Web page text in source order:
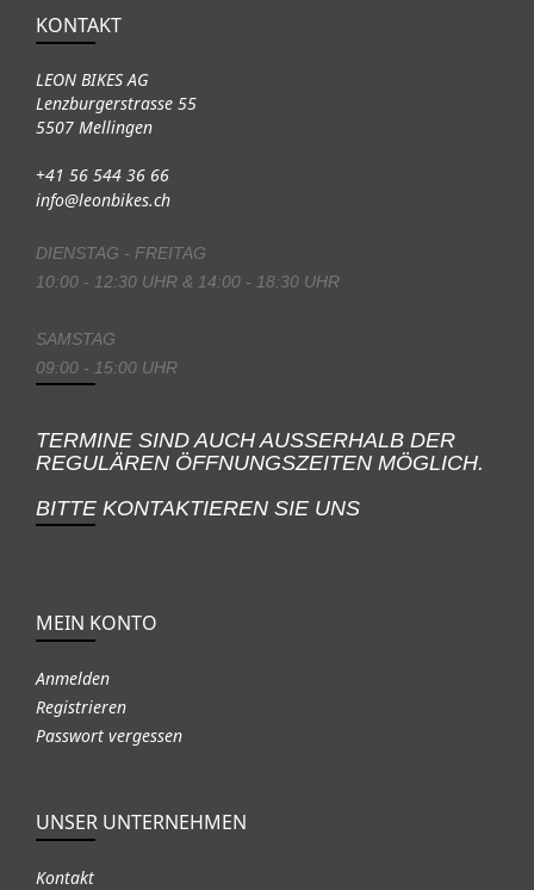
KONTAKT
LEON BIKES AG
Lenzburgerstrasse 55
5507 Mellingen
+41 56 544 36 66
info@leonbikes.ch
DIENSTAG - FREITAG
10:00 - 12:30 UHR & 14:00 - 18:30 UHR
SAMSTAG
09:00 - 15:00 UHR
TERMINE SIND AUCH AUSSERHALB DER
REGULÄREN ÖFFNUNGSZEITEN MÖGLICH.
BITTE KONTAKTIEREN SIE UNS
MEIN KONTO
Anmelden
Registrieren
Passwort vergessen
UNSER UNTERNEHMEN
Kontakt